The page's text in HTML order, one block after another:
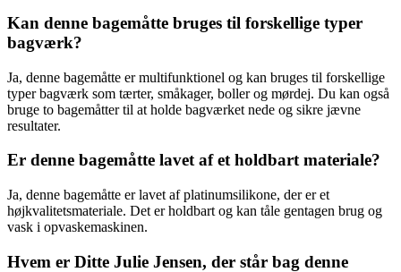
Kan denne bagemåtte bruges til forskellige typer
bagværk?
Ja, denne bagemåtte er multifunktionel og kan bruges til forskellige
typer bagværk som tærter, småkager, boller og mørdej. Du kan også
bruge to bagemåtter til at holde bagværket nede og sikre jævne
resultater.
Er denne bagemåtte lavet af et holdbart materiale?
Ja, denne bagemåtte er lavet af platinumsilikone, der er et
højkvalitetsmateriale. Det er holdbart og kan tåle gentagen brug og
vask i opvaskemaskinen.
Hvem er Ditte Julie Jensen, der står bag denne